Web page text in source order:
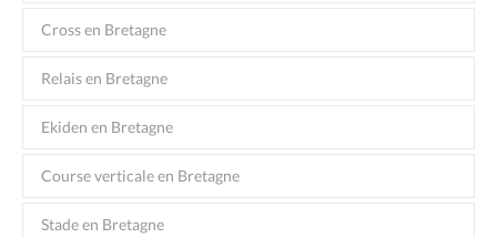
Cross en Bretagne
Relais en Bretagne
Ekiden en Bretagne
Course verticale en Bretagne
Stade en Bretagne